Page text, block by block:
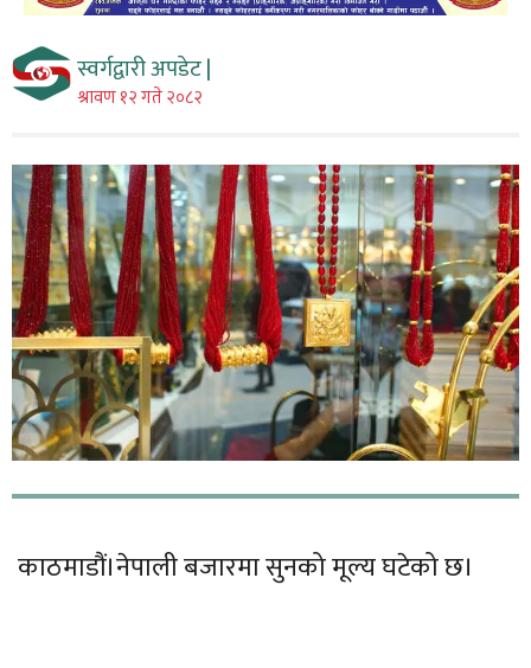
स्वर्गद्वारी अपडेट |
श्रावण १२ गते २०८२
काठमाडौं।नेपाली बजारमा सुनको मूल्य घटेको छ।